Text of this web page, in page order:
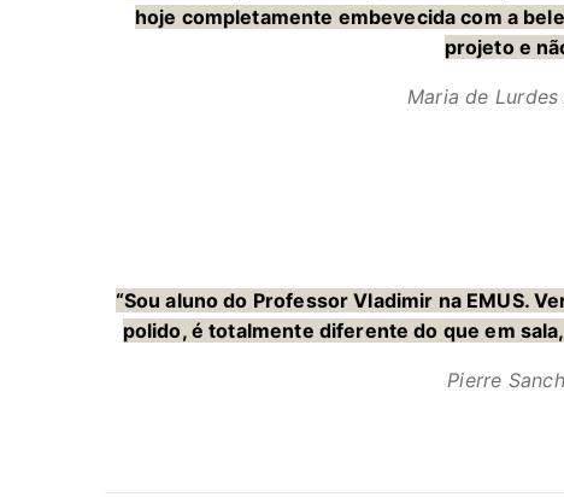
hoje completamente embevecida com a
projeto e
Maria de
“Sou aluno do Professor Vladimir na EMUS.
polido, é totalmente diferente do que em
Pierre